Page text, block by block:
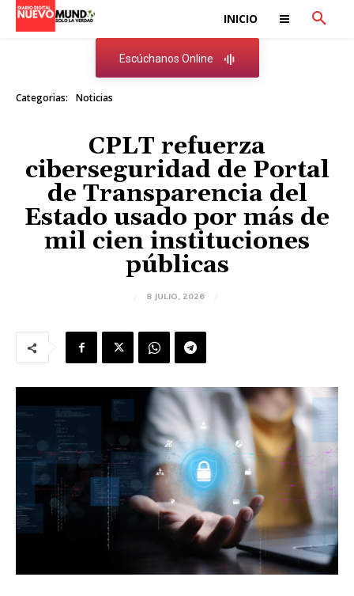
INICIO
Escúchanos Online
Categorias: Noticias
CPLT refuerza
ciberseguridad de Portal
de Transparencia del
Estado usado por más de
mil cien instituciones
públicas
8 JULIO, 2026